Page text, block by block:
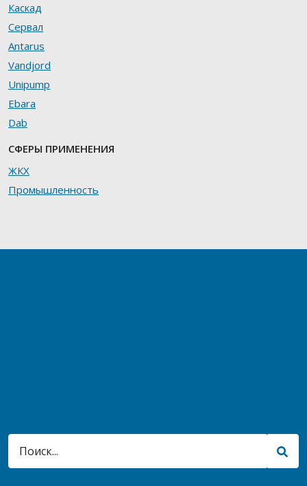
Каскад
Сервал
Antarus
Vandjord
Unipump
Ebara
Dab
СФЕРЫ ПРИМЕНЕНИЯ
ЖКХ
Промышленность